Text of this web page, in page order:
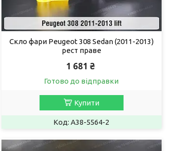
Скло фари Peugeot 308 Sedan (2011-2013)
рест праве
1 681 ₴
Готово до відправки
Купити
A38-5564-2